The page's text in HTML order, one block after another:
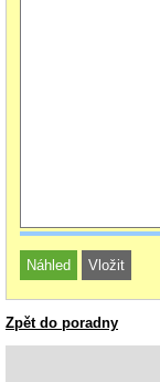
Zpět do poradny